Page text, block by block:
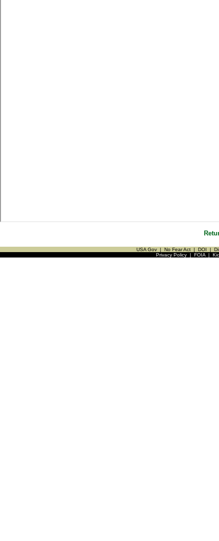
USA Gov | No Fear Act | DOI |
Privacy Policy| FOIA|